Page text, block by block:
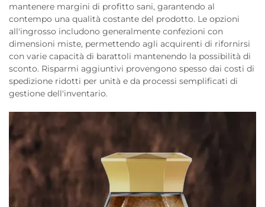
mantenere margini di profitto sani, garantendo al
contempo una qualità costante del prodotto. Le opzioni
all'ingrosso includono generalmente confezioni con
dimensioni miste, permettendo agli acquirenti di rifornirsi
con varie capacità di barattoli mantenendo la possibilità di
sconto. Risparmi aggiuntivi provengono spesso dai costi di
spedizione ridotti per unità e da processi semplificati di
gestione dell'inventario.